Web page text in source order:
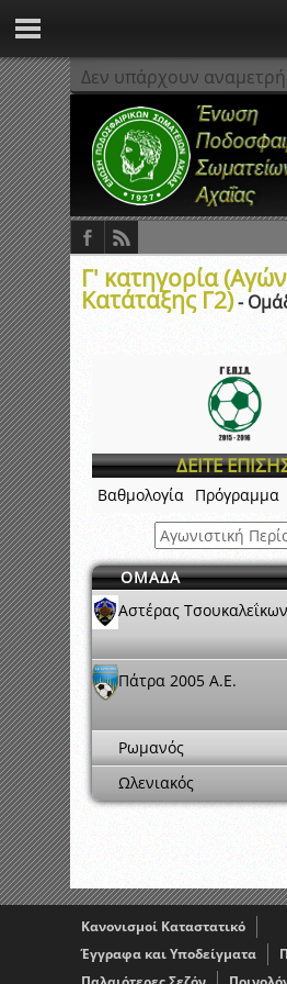
Δεν υπάρχουν
Γ' κατηγορία
Κατάταξης Γ2)-
ΔΕΙΤΕ
Βαθμολογία Πρόγραμμα
ΟΜΑΔΑ
Αστέρας Τσουκαλεΐκων
Πάτρα 2005 A.E.
Ρωμανός
Ωλενιακός
Κανονισμοί Καταστατικό
Έγγραφα και Υποδείγματα